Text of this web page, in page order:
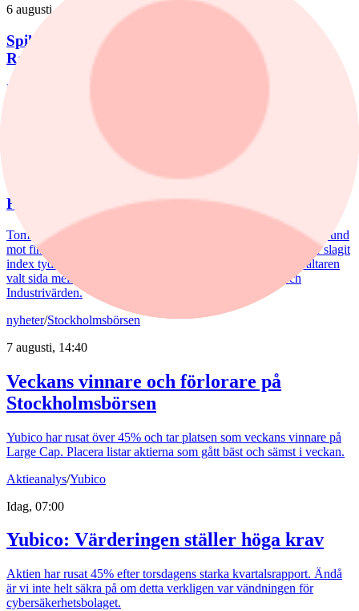
6 augusti, 14:51
Spiltan Småbolagsfond lyfte i juli – tar in
RaySearch
Efter en svagare utveckling hittills i år fick Spiltan Småbolagsfond
RaySearch Laboratories är ett nytt innehav i fonden.
Aktiefonder
Fondvinnare med banktung portfölj
Tommi Saukkoriipi har styrt nästan halva SEB Swedish Value Fund
mot finanssektorn. Det har varit ett vinnande drag. Fonden har slagit
index tydligt både i år och på längre sikt. Samtidigt har förvaltaren
valt sida mellan börsens två stora maktbolag - Investor och
Industrivärden.
nyheter/Stockholmsbörsen
7 augusti, 14:40
Veckans vinnare och förlorare på
Stockholmsbörsen
Yubico har rusat över 45% och tar platsen som veckans vinnare på
Large Cap. Placera listar aktierna som gått bäst och sämst i veckan.
Aktieanalys/Yubico
Idag, 07:00
Yubico: Värderingen ställer höga krav
Aktien har rusat 45% efter torsdagens starka kvartalsrapport. Ändå
är vi inte helt säkra på om detta verkligen var vändningen för
cybersäkerhetsbolaget.